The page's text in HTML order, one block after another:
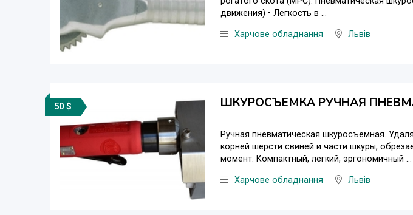
движения) • Легкость в ...
Харчове обладнання Львів
50 $ ШКУРОСЪЕМКА РУЧНАЯ
Ручная пневматическая шкуросъемная.
корней шерсти свиней и части шкуры,
момент. Компактный, легкий, эргономичный ...
Харчове обладнання Львів